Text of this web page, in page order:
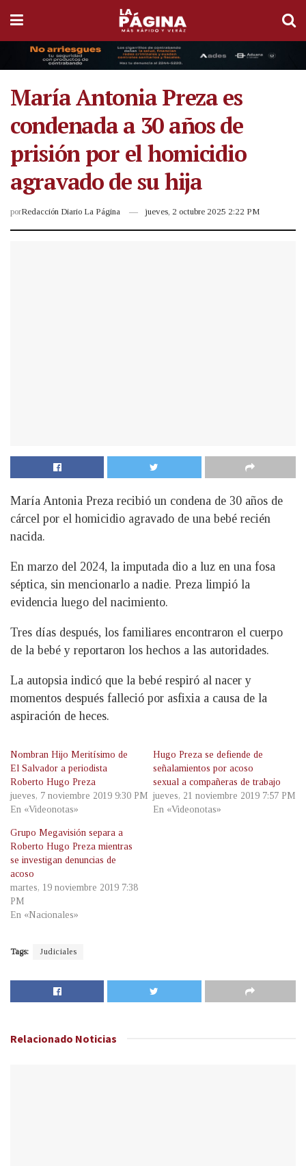
María Antonia Preza es
condenada a 30 años de
prisión por el homicidio
agravado de su hija
porRedacción Diario La Página jueves, 2 octubre 2025 2:22 PM
María Antonia Preza recibió un condena de 30 años de
cárcel por el homicidio agravado de una bebé recién
nacida.
En marzo del 2024, la imputada dio a luz en una fosa
séptica, sin mencionarlo a nadie. Preza limpió la
evidencia luego del nacimiento.
Tres días después, los familiares encontraron el cuerpo
de la bebé y reportaron los hechos a las autoridades.
La autopsia indicó que la bebé respiró al nacer y
momentos después falleció por asfixia a causa de la
aspiración de heces.
Nombran Hijo Meritísimo de
El Salvador a periodista
Roberto Hugo Preza
jueves, 7 noviembre 2019 9:30 PM
En «Videonotas»
Hugo Preza se defiende de
señalamientos por acoso
sexual a compañeras de trabajo
jueves, 21 noviembre 2019 7:57 PM
En «Videonotas»
Grupo Megavisión separa a
Roberto Hugo Preza mientras
se investigan denuncias de
acoso
martes, 19 noviembre 2019 7:38
PM
En «Nacionales»
Tags: Judiciales
Relacionado Noticias